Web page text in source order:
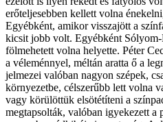
erőteljesebben kellett volna
Egyébként, amikor visszajött a
kicsit jobb volt. Egyébként
fölmehetett volna helyette. Péter
a véleménnyel, méltán aratta ő a
jelmezei valóban nagyon szépek,
környezetbe, célszerűbb lett volna
vagy körülöttük elsötétíteni a
megtapsolták, valóban igyekezett a